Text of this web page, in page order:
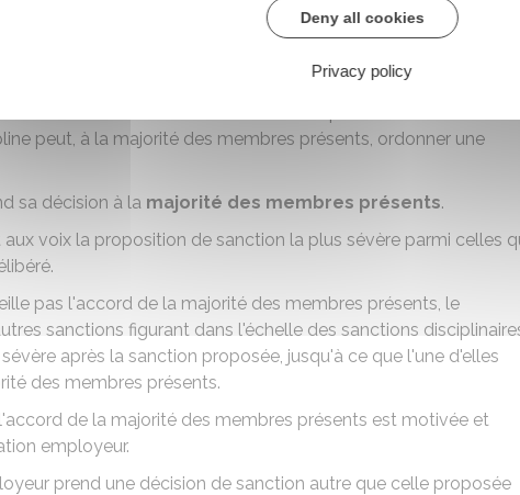
être invités à présenter
d'ultimes observations
avant que le
à délibérer.
informé des circonstances dans lesquelles les faits se sont
peut, à la majorité des membres présents, ordonner une
sa décision à la majorité des membres présents.
voix la proposition de sanction la plus sévère parmi celles
pas l'accord de la majorité des membres présents, le
sanctions figurant dans l'échelle des sanctions
après la sanction proposée, jusqu'à ce que l'une d'elles
des membres présents.
de la majorité des membres présents est motivée et
employeur.
prend une décision de sanction autre que celle proposée
Deny all cookies
Privacy policy